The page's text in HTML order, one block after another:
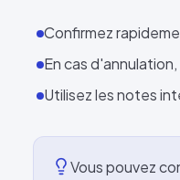
Confirmez
En cas
Utilisez les notes
Vous pouvez